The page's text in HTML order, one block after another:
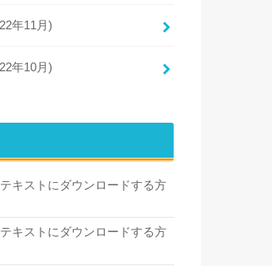
年11月)
年10月)
キストにダウンロードする方
キストにダウンロードする方